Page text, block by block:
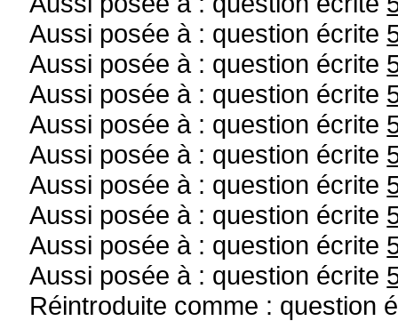
Aussi posée à : question écrite
Aussi posée à : question écrite
Aussi posée à : question écrite
Aussi posée à : question écrite
Aussi posée à : question écrite
Aussi posée à : question écrite
Aussi posée à : question écrite
Aussi posée à : question écrite
Aussi posée à : question écrite
Réintroduite comme : question